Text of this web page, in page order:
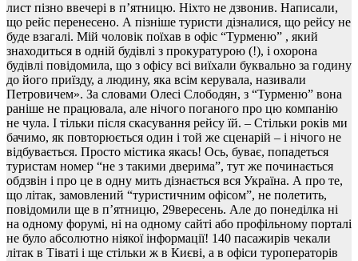
лист пізно ввечері в п’ятницю. Ніхто не дзвонив. Написали,
що рейс перенесено. А пізніше туристи дізналися, що рейсу не
буде взагалі. Мій чоловік поїхав в офіс “Турменю” , який
знаходиться в одній будівлі з прокуратурою (!), і охорона
будівлі повідомила, що з офісу всі виїхали буквально за годину
до його приїзду, а людину, яка всім керувала, називали
Петровичем». За словами Олесі Слободян, з “Турменю” вона
раніше не працювала, але нічого поганого про цю компанію
не чула. І тільки після скасування рейсу їй. – Стільки років ми
бачимо, як повторюється один і той же сценарій – і нічого не
відбувається. Просто містика якась! Ось, буває, попадеться
туристам номер “не з такими дверима”, тут же починається
обдзвін і про це в одну мить дізнається вся Україна. А про те,
що літак, замовлений “туристичним офісом”, не полетить,
повідомили ще в п’ятницю, 29вересень. Але до понеділка ні
на одному форумі, ні на одному сайті або профільному порталі
не було абсолютно ніякої інформації! 140 пасажирів чекали
літак в Тіваті і ще стільки ж в Києві, а в офіси туроператорів